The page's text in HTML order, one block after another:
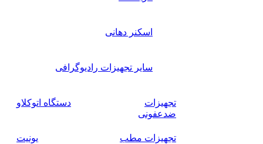
اسکنر دهانی
سایر تجهیزات رادیوگرافی
تجهیزات
ضدعفونی
دستگاه اتوکلاو
تجهیزات مطب یونیت